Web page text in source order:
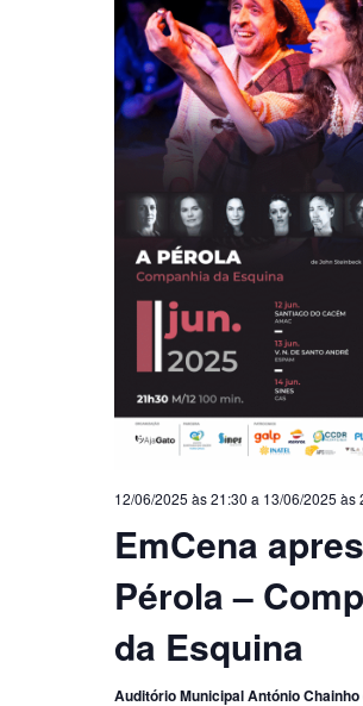
EmCena
Pérola –
da Esquina
12/06/2025 às 21:30 a 13/06/2025 às
Auditório Municipal António